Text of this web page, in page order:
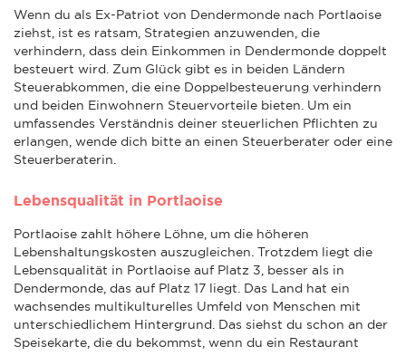
Wenn du als Ex-Patriot von Dendermonde nach Portlaoise
ziehst, ist es ratsam, Strategien anzuwenden, die
verhindern, dass dein Einkommen in Dendermonde doppelt
besteuert wird. Zum Glück gibt es in beiden Ländern
Steuerabkommen, die eine Doppelbesteuerung verhindern
und beiden Einwohnern Steuervorteile bieten. Um ein
umfassendes Verständnis deiner steuerlichen Pflichten zu
erlangen, wende dich bitte an einen Steuerberater oder eine
Steuerberaterin.
Lebensqualität in Portlaoise
Portlaoise zahlt höhere Löhne, um die höheren
Lebenshaltungskosten auszugleichen. Trotzdem liegt die
Lebensqualität in Portlaoise auf Platz 3, besser als in
Dendermonde, das auf Platz 17 liegt. Das Land hat ein
wachsendes multikulturelles Umfeld von Menschen mit
unterschiedlichem Hintergrund. Das siehst du schon an der
Speisekarte, die du bekommst, wenn du ein Restaurant